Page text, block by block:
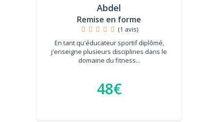
Abdel
Remise en forme
(1 avis)
En tant qu'éducateur sportif diplômé,
j'enseigne plusieurs disciplines dans le
domaine du fitness...
48€